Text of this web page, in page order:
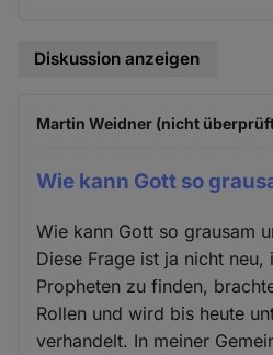
Diskussion anzeigen
Martin Weidner (nicht
Wie kann Gott so
Wie kann Gott so grausam
Diese Frage ist ja nicht neu,
Propheten zu finden,
Rollen und wird bis heute
verhandelt. In meiner